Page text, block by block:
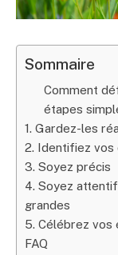
Sommaire
Comment
étapes
1. Gardez-les
2. Identifiez vos
3. Soyez précis
4. Soyez
grandes
5. Célébrez vos
FAQ